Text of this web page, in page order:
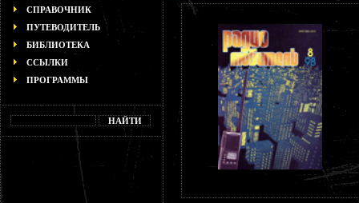
СПРАВОЧНИК
ПУТЕВОДИТЕЛЬ
БИБЛИОТЕКА
ССЫЛКИ
ПРОГРАММЫ